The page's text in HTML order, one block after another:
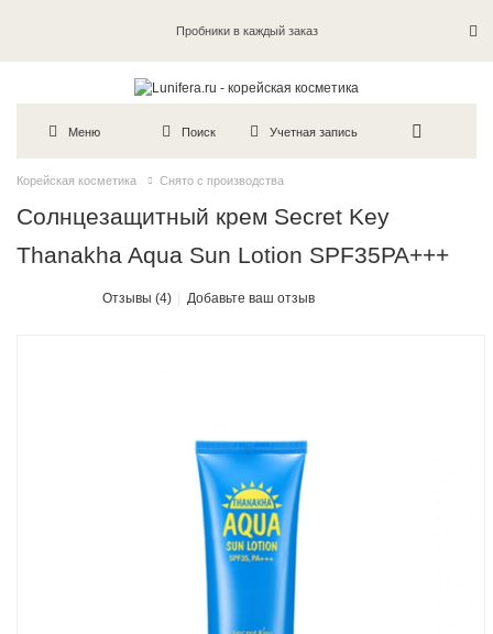
Пробники в каждый заказ
Меню Поиск Учетная запись
Корейская косметика Снято с производства
Солнцезащитный крем Secret Key
Thanakha Aqua Sun Lotion SPF35PA+++
Отзывы (4) Добавьте ваш отзыв